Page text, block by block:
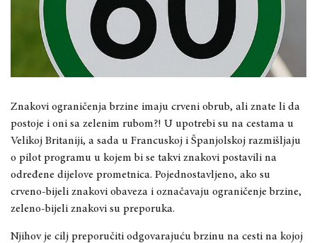
Znakovi ograničenja brzine imaju crveni obrub, ali znate li da
postoje i oni sa zelenim rubom?! U upotrebi su na cestama u
Velikoj Britaniji, a sada u Francuskoj i Španjolskoj razmišljaju
o pilot programu u kojem bi se takvi znakovi postavili na
određene dijelove prometnica. Pojednostavljeno, ako su
crveno-bijeli znakovi obaveza i označavaju ograničenje brzine,
zeleno-bijeli znakovi su preporuka.
Njihov je cilj preporučiti odgovarajuću brzinu na cesti na kojoj